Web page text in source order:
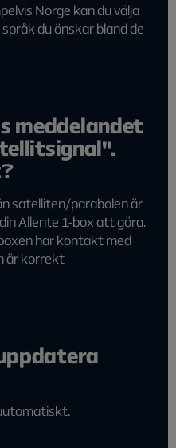
Norge kan du välja
du önskar bland de
meddelandet
satelliten/parabolen är
Allente 1-box att göra.
har kontakt med
är korrekt